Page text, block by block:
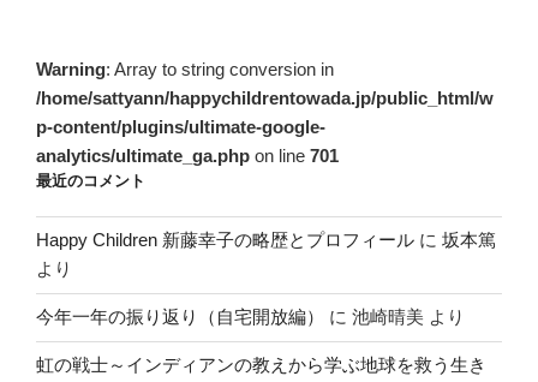
Warning: Array to string conversion in
/home/sattyann/happychildrentowada.jp/public_html/w
p-content/plugins/ultimate-google-
analytics/ultimate_ga.php on line 701
最近のコメント
Happy Children 新藤幸子の略歴とプロフィール に 坂本篤
より
今年一年の振り返り（自宅開放編） に 池崎晴美 より
虹の戦士～インディアンの教えから学ぶ地球を救う生き